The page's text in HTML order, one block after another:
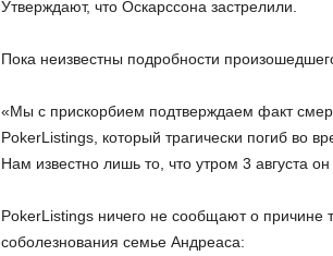
Утверждают, что Оскарссона застрелили.
Пока неизвестны подробности
«Мы с прискорбием подтверждаем факт
PokerListings, который трагически погиб во
Нам известно лишь то, что утром 3 августа
PokerListings ничего не сообщают о причине
соболезнования семье Андреаса: